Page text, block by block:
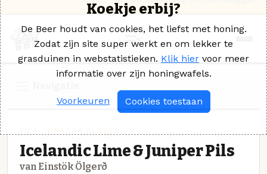
Icelandic Lime & Juniper Pils
van Einstök Ölgerð
Koekje erbij?
De Beer houdt van cookies, het liefst met honing.
Zodat zijn site super werkt en om lekker te
grasduinen in webstatistieken. Klik hier voor meer
informatie over zijn honingwafels.
Voorkeuren Cookies toestaan